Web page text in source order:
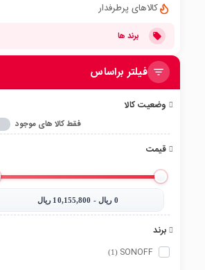
کالاهای پرطرفدار
برند ها
فیلتر براساس
وضعیت کالا
فقط کالا های موجود
قیمت
0‎ ریال - 10,155,800‎ ریال
برند
SONOFF
(1)